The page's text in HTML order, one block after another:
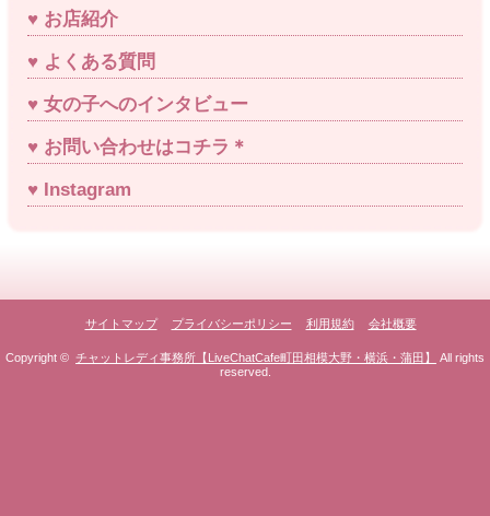
お店紹介
よくある質問
女の子へのインタビュー
お問い合わせはコチラ＊
Instagram
サイトマップ プライバシーポリシー 利用規約 会社概要
Copyright © チャットレディ事務所【LiveChatCafe町田相模大野・横浜・蒲田】
All rights
reserved.